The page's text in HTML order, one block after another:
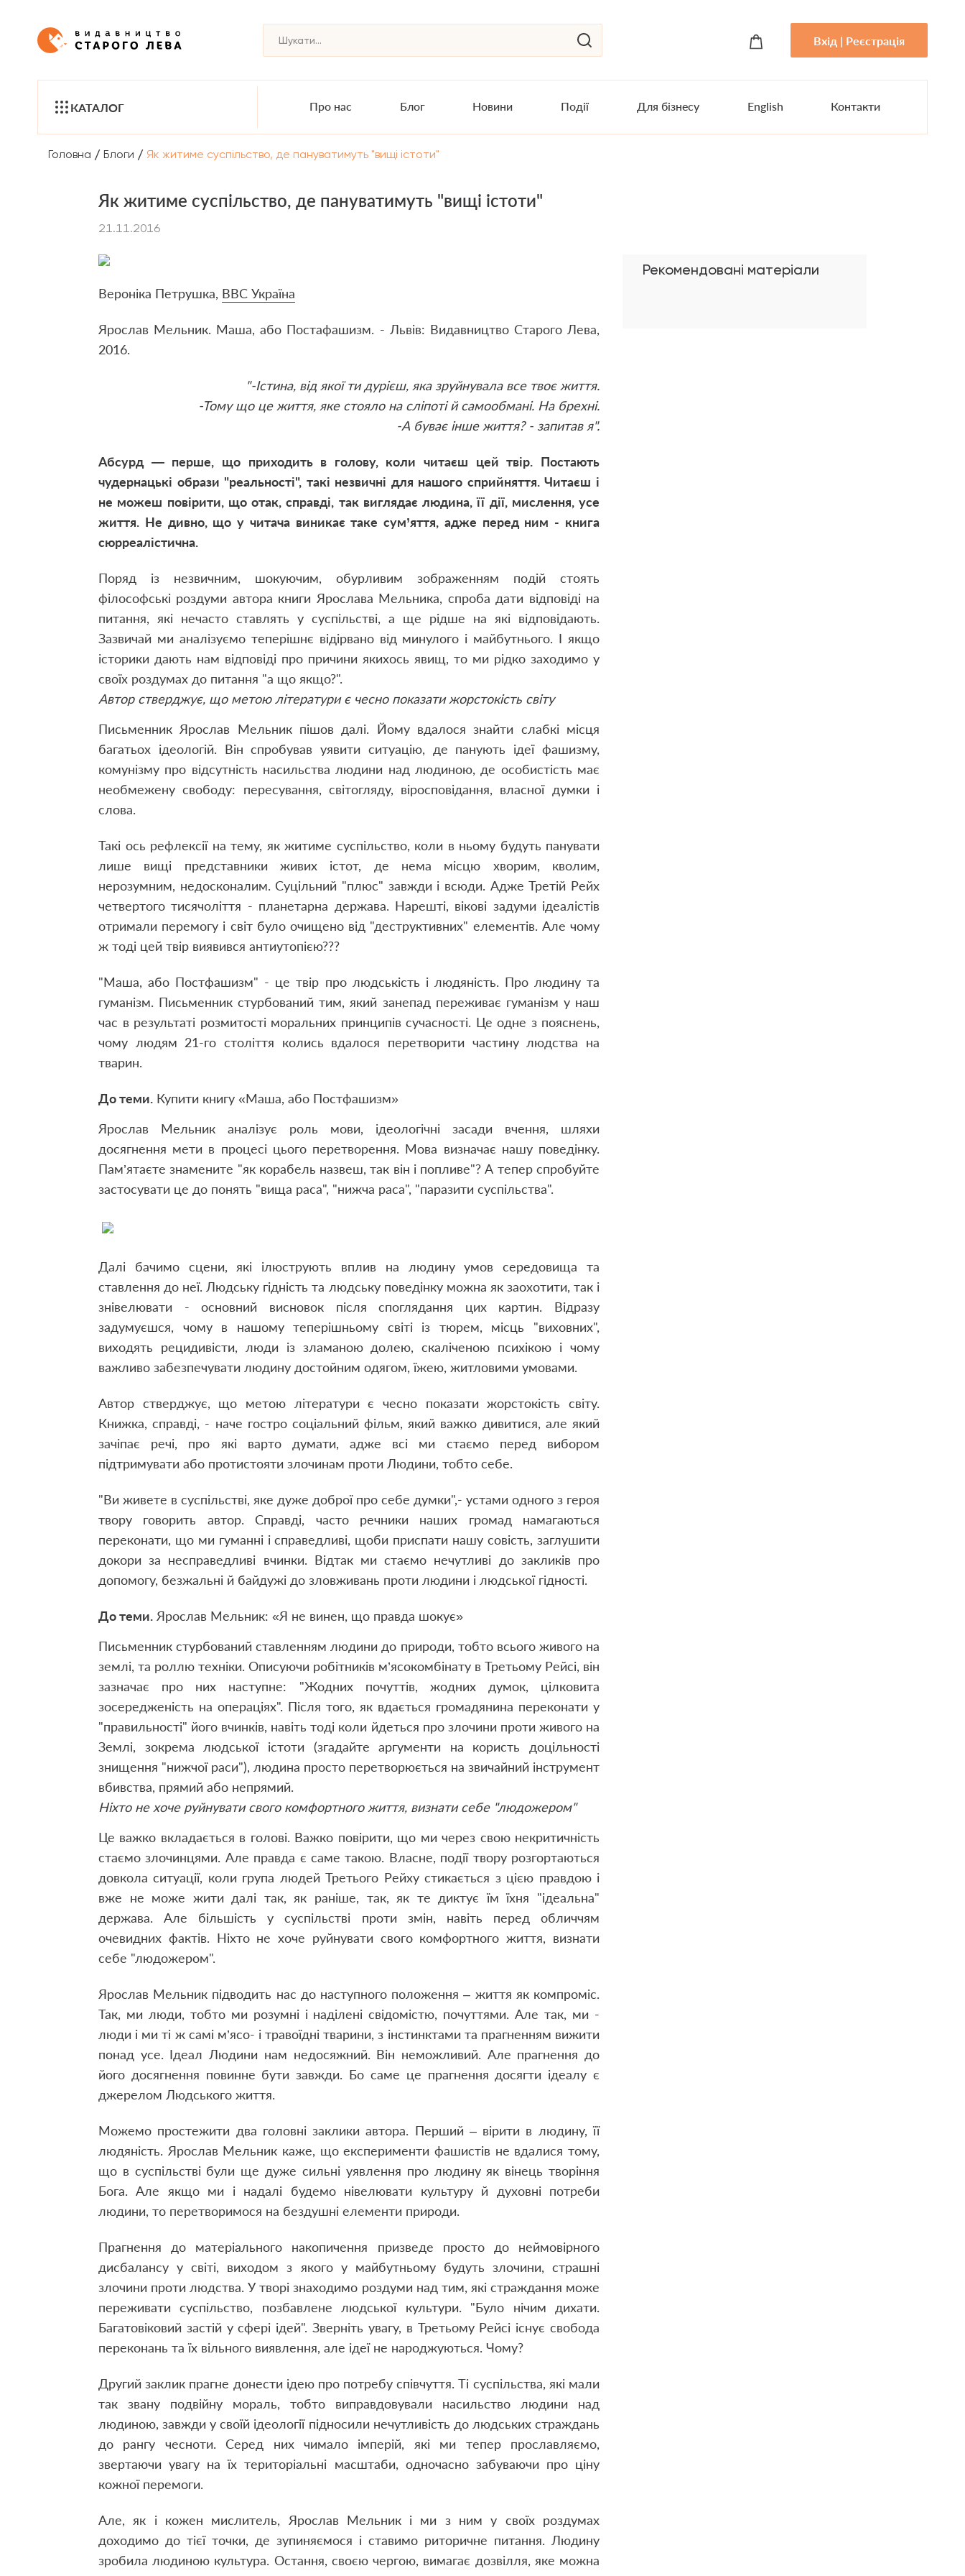
Вхід | Реєстрація
КАТАЛОГ Про нас Блог Новини Події Для бізнесу English Контакти
Головна / Блоги / Як житиме суспільство, де пануватимуть "вищі істоти"
Як житиме суспільство, де пануватимуть "вищі істоти"
21.11.2016
Вероніка Петрушка, BBC Україна
Ярослав Мельник. Маша, або Постафашизм. - Львів: Видавництво Старого Лева,
2016.
"-Істина, від якої ти дурієш, яка зруйнувала все твоє життя.
-Тому що це життя, яке стояло на сліпоті й самообмані. На брехні.
-А буває інше життя? - запитав я".
Абсурд — перше, що приходить в голову, коли читаєш цей твір. Постають
чудернацькі образи "реальності", такі незвичні для нашого сприйняття. Читаєш і
не можеш повірити, що отак, справді, так виглядає людина, її дії, мислення, усе
життя. Не дивно, що у читача виникає таке сум’яття, адже перед ним - книга
сюрреалістична.
Поряд із незвичним, шокуючим, обурливим зображенням подій стоять
філософські роздуми автора книги Ярослава Мельника, спроба дати відповіді на
питання, які нечасто ставлять у суспільстві, а ще рідше на які відповідають.
Зазвичай ми аналізуємо теперішнє відірвано від минулого і майбутнього. І якщо
історики дають нам відповіді про причини якихось явищ, то ми рідко заходимо у
своїх роздумах до питання "а що якщо?".
Автор стверджує, що метою літератури є чесно показати жорстокість світу
Письменник Ярослав Мельник пішов далі. Йому вдалося знайти слабкі місця
багатьох ідеологій. Він спробував уявити ситуацію, де панують ідеї фашизму,
комунізму про відсутність насильства людини над людиною, де особистість має
необмежену свободу: пересування, світогляду, віросповідання, власної думки і
слова.
Такі ось рефлексії на тему, як житиме суспільство, коли в ньому будуть панувати
лише вищі представники живих істот, де нема місцю хворим, кволим,
нерозумним, недосконалим. Суцільний "плюс" завжди і всюди. Адже Третій Рейх
четвертого тисячоліття - планетарна держава. Нарешті, вікові задуми ідеалістів
отримали перемогу і світ було очищено від "деструктивних" елементів. Але чому
ж тоді цей твір виявився антиутопією???
"Маша, або Постфашизм" - це твір про людськість і людяність. Про людину та
гуманізм. Письменник стурбований тим, який занепад переживає гуманізм у наш
час в результаті розмитості моральних принципів сучасності. Це одне з пояснень,
чому людям 21-го століття колись вдалося перетворити частину людства на
тварин.
До теми. Купити книгу «Маша, або Постфашизм»
Ярослав Мельник аналізує роль мови, ідеологічні засади вчення, шляхи
досягнення мети в процесі цього перетворення. Мова визначає нашу поведінку.
Пам’ятаєте знамените "як корабель назвеш, так він і попливе"? А тепер спробуйте
застосувати це до понять "вища раса", "нижча раса", "паразити суспільства".
Далі бачимо сцени, які ілюструють вплив на людину умов середовища та
ставлення до неї. Людську гідність та людську поведінку можна як заохотити, так і
знівелювати - основний висновок після споглядання цих картин. Відразу
задумуєшся, чому в нашому теперішньому світі із тюрем, місць "виховних",
виходять рецидивісти, люди із зламаною долею, скаліченою психікою і чому
важливо забезпечувати людину достойним одягом, їжею, житловими умовами.
Автор стверджує, що метою літератури є чесно показати жорстокість світу.
Книжка, справді, - наче гостро соціальний фільм, який важко дивитися, але який
зачіпає речі, про які варто думати, адже всі ми стаємо перед вибором
підтримувати або протистояти злочинам проти Людини, тобто себе.
"Ви живете в суспільстві, яке дуже доброї про себе думки",- устами одного з героя
твору говорить автор. Справді, часто речники наших громад намагаються
переконати, що ми гуманні і справедливі, щоби приспати нашу совість, заглушити
докори за несправедливі вчинки. Відтак ми стаємо нечутливі до закликів про
допомогу, безжальні й байдужі до зловживань проти людини і людської гідності.
До теми. Ярослав Мельник: «Я не винен, що правда шокує»
Письменник стурбований ставленням людини до природи, тобто всього живого на
землі, та роллю техніки. Описуючи робітників м’ясокомбінату в Третьому Рейсі, він
зазначає про них наступне: "Жодних почуттів, жодних думок, цілковита
зосередженість на операціях". Після того, як вдається громадянина переконати у
"правильності" його вчинків, навіть тоді коли йдеться про злочини проти живого на
Землі, зокрема людської істоти (згадайте аргументи на користь доцільності
знищення "нижчої раси"), людина просто перетворюється на звичайний інструмент
вбивства, прямий або непрямий.
Ніхто не хоче руйнувати свого комфортного життя, визнати себе "людожером"
Це важко вкладається в голові. Важко повірити, що ми через свою некритичність
стаємо злочинцями. Але правда є саме такою. Власне, події твору розгортаються
довкола ситуації, коли група людей Третього Рейху стикається з цією правдою і
вже не може жити далі так, як раніше, так, як те диктує їм їхня "ідеальна"
держава. Але більшість у суспільстві проти змін, навіть перед обличчям
очевидних фактів. Ніхто не хоче руйнувати свого комфортного життя, визнати
себе "людожером".
Ярослав Мельник підводить нас до наступного положення – життя як компроміс.
Так, ми люди, тобто ми розумні і наділені свідомістю, почуттями. Але так, ми -
люди і ми ті ж самі м’ясо- і травоїдні тварини, з інстинктами та прагненням вижити
понад усе. Ідеал Людини нам недосяжний. Він неможливий. Але прагнення до
його досягнення повинне бути завжди. Бо саме це прагнення досягти ідеалу є
джерелом Людського життя.
Можемо простежити два головні заклики автора. Перший – вірити в людину, її
людяність. Ярослав Мельник каже, що експерименти фашистів не вдалися тому,
що в суспільстві були ще дуже сильні уявлення про людину як вінець творіння
Бога. Але якщо ми і надалі будемо нівелювати культуру й духовні потреби
людини, то перетворимося на бездушні елементи природи.
Прагнення до матеріального накопичення призведе просто до неймовірного
дисбалансу у світі, виходом з якого у майбутньому будуть злочини, страшні
злочини проти людства. У творі знаходимо роздуми над тим, які страждання може
переживати суспільство, позбавлене людської культури. "Було нічим дихати.
Багатовіковий застій у сфері ідей". Зверніть увагу, в Третьому Рейсі існує свобода
переконань та їх вільного виявлення, але ідеї не народжуються. Чому?
Другий заклик прагне донести ідею про потребу співчуття. Ті суспільства, які мали
так звану подвійну мораль, тобто виправдовували насильство людини над
людиною, завжди у своїй ідеології підносили нечутливість до людських страждань
до рангу чесноти. Серед них чимало імперій, які ми тепер прославляємо,
звертаючи увагу на їх територіальні масштаби, одночасно забуваючи про ціну
кожної перемоги.
Але, як і кожен мислитель, Ярослав Мельник і ми з ним у своїх роздумах
доходимо до тієї точки, де зупиняємося і ставимо риторичне питання. Людину
зробила людиною культура. Остання, своєю чергою, вимагає дозвілля, яке можна
Рекомендовані матеріали